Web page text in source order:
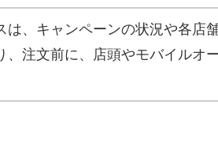
は、キャンペーンの状況や各店
、注文前に、店頭やモバイルオ